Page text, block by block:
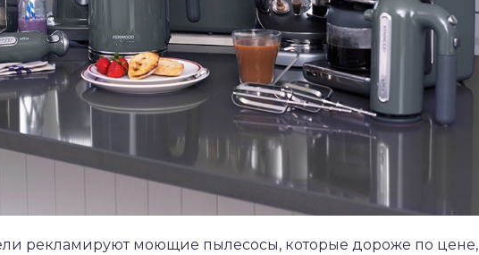
рекламируют моющие пылесосы, которые дороже по цене,